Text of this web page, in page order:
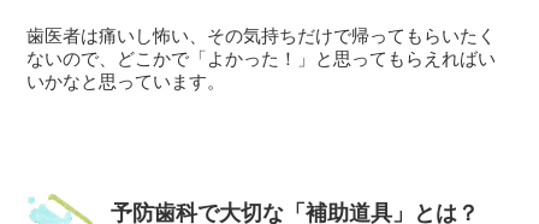
歯医者は痛いし怖い、その気持ちだけで帰ってもらいたく
ないので、どこかで「よかった！」と思ってもらえればい
いかなと思っています。
予防歯科で大切な「補助道具」とは？